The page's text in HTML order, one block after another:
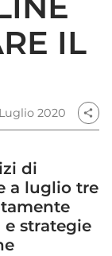
IL
2020 share
di
a luglio tre
strategie